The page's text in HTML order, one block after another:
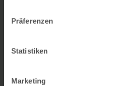
Präferenzen
Statistiken
Marketing